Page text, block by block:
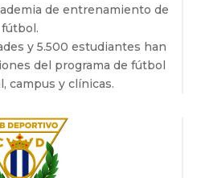
de entrenamiento de
fútbol.
y 5.500 estudiantes han
del programa de fútbol
campus y clínicas.